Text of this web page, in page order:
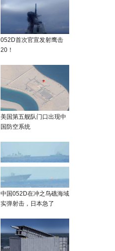
052D首次官宣发射鹰击
20！
美国第五舰队门口出现中
国防空系统
中国052D在冲之鸟礁海域
实弹射击，日本急了